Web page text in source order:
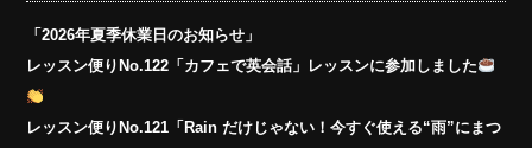
「2026年夏季休業日のお知らせ」
レッスン便りNo.122「カフェで英会話」レッスンに参加しました
レッスン便りNo.121「Rain だけじゃない！今すぐ使える“雨”にまつ